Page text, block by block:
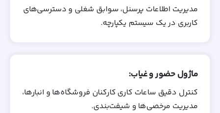
مدیریت اطلاعات پرسنل، سوابق شغلی و دسترسی‌های
کاربری در یک سیستم یکپارچه.
ماژول حضور و غیاب:
کنترل دقیق ساعات کاری کارکنان فروشگاه‌ها و انبارها،
مدیریت مرخصی‌ها و شیفت‌بندی.